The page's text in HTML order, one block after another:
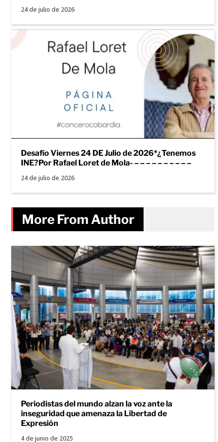
24 de julio de 2026
Desafío Viernes 24 DE Julio de 2026*¿Tenemos
INE?Por Rafael Loret de Mola- – – – – – – – – – –
24 de julio de 2026
More From Author
Periodistas del mundo alzan la voz ante la
inseguridad que amenaza la Libertad de
Expresión
4 de junio de 2025